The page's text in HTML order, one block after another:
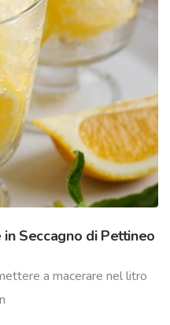
Seccagno di Pettineo
a macerare nel litro